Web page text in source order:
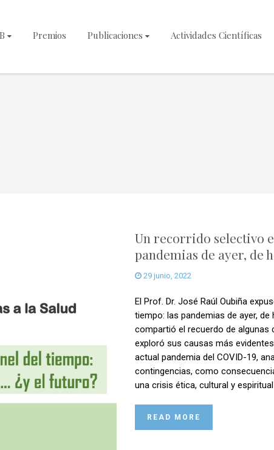
Premios Publicaciones Actividades Científicas
Un recorrido selectivo
pandemias de ayer, de
29 junio, 2022
El Prof. Dr. José Raúl Oubiña
tiempo: las pandemias de ayer,
compartió el recuerdo de algunas
exploró sus causas más
actual pandemia del COVID-19,
contingencias, como
una crisis ética, cultural y
READ MORE